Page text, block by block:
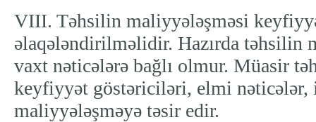
VIII. Təhsilin maliyyələşməsi
əlaqələndirilməlidir. Hazırda təhsilin
vaxt nəticələrə bağlı olmur. Müasir
keyfiyyət göstəriciləri, elmi nəticələr,
maliyyələşməyə təsir edir.